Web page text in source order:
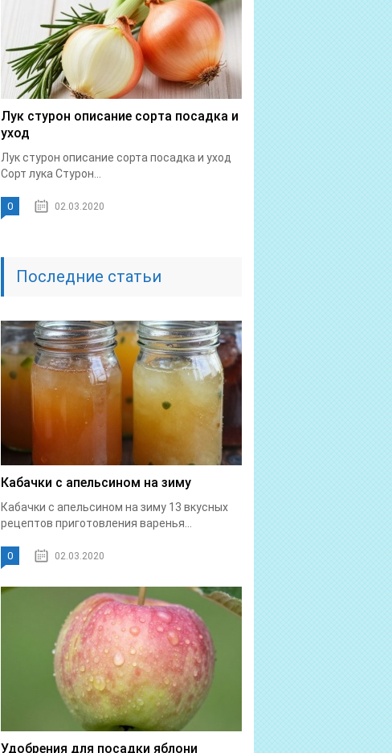
Лук стурон описание сорта посадка и
уход
Лук стурон описание сорта посадка и уход
Сорт лука Стурон...
0 02.03.2020
Последние статьи
Кабачки с апельсином на зиму
Кабачки с апельсином на зиму 13 вкусных
рецептов приготовления варенья...
0 02.03.2020
Удобрения для посадки яблони